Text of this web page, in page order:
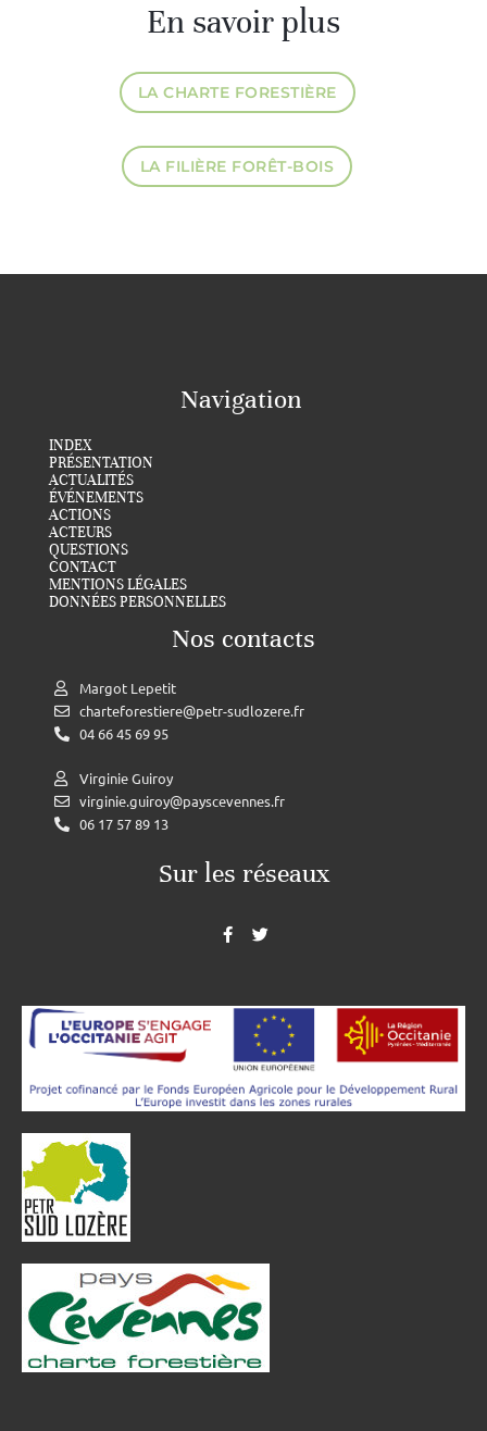
En savoir plus
LA CHARTE FORESTIÈRE
LA FILIÈRE FORÊT-BOIS
Navigation
INDEX
PRÉSENTATION
ACTUALITÉS
ÉVÉNEMENTS
ACTIONS
ACTEURS
QUESTIONS
CONTACT
MENTIONS LÉGALES
DONNÉES PERSONNELLES
Nos contacts
Margot Lepetit
charteforestiere@petr-sudlozere.fr
04 66 45 69 95
Virginie Guiroy
virginie.guiroy@payscevennes.fr
06 17 57 89 13
Sur les réseaux